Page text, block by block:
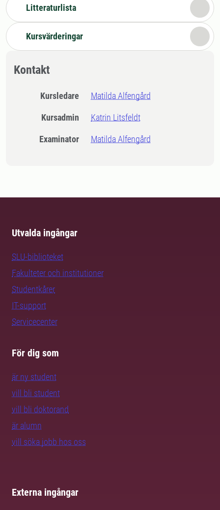
Litteraturlista
Kursvärderingar
Kontakt
Kursledare Matilda Alfengård
Kursadmin Katrin Litsfeldt
Examinator Matilda Alfengård
Utvalda ingångar
SLU-biblioteket
Fakulteter och institutioner
Studentkårer
IT-support
Servicecenter
För dig som
är ny student
vill bli student
vill bli doktorand
är alumn
vill söka jobb hos oss
Externa ingångar